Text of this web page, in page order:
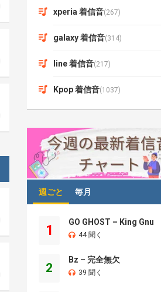
xperia 着信音(267)
galaxy 着信音(314)
line 着信音(217)
Kpop 着信音(1037)
週ごと 毎月
1
GO GHOST – King Gnu
44 聞く
2
Bz – 完全無欠
39 聞く